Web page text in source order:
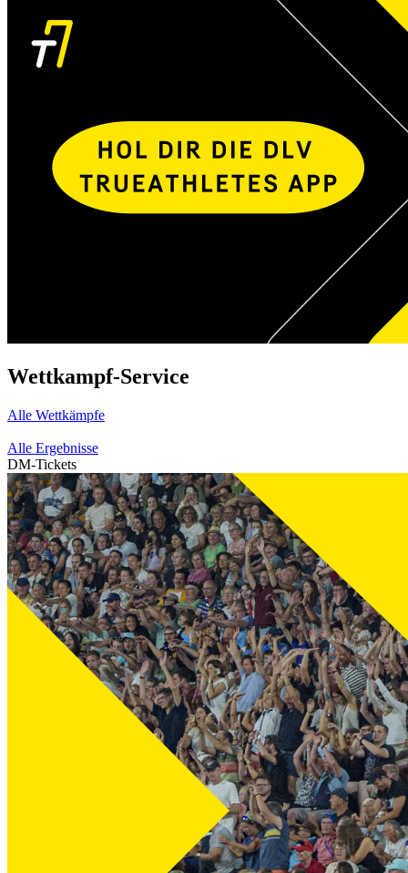
Wettkampf-Service
Alle Wettkämpfe
Alle Ergebnisse
DM-Tickets